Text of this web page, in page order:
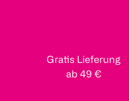
Gratis Lieferung
ab 49 €